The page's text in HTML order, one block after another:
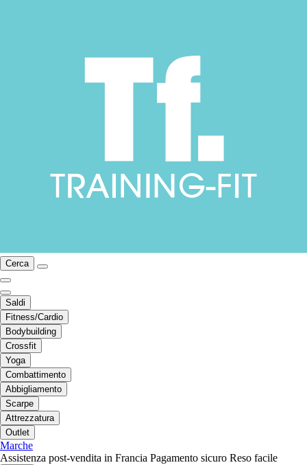
Cerca
Saldi
Fitness/Cardio
Bodybuilding
Crossfit
Yoga
Combattimento
Abbigliamento
Scarpe
Attrezzatura
Outlet
Marche
Assistenza post-vendita in Francia Pagamento sicuro Reso facile